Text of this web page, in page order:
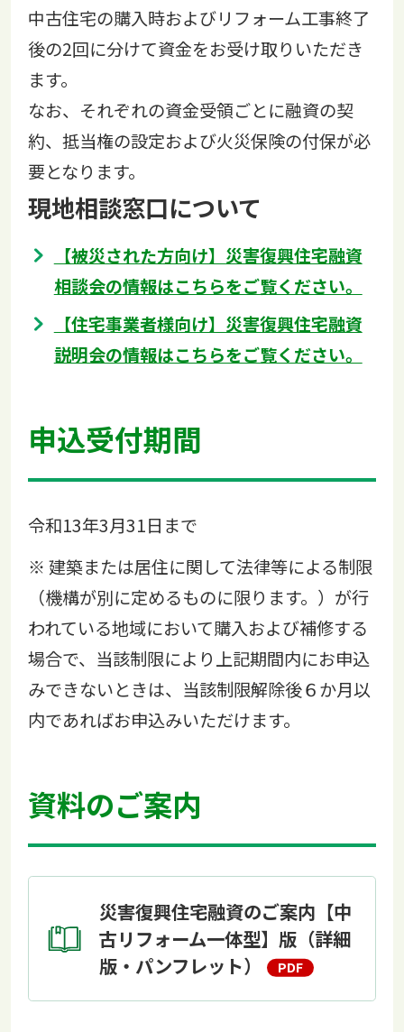
中古住宅の購入時およびリフォーム工事終了
後の2回に分けて資金をお受け取りいただき
ます。
なお、それぞれの資金受領ごとに融資の契
約、抵当権の設定および火災保険の付保が必
要となります。
現地相談窓口について
【被災された方向け】災害復興住宅融資
相談会の情報はこちらをご覧ください。
【住宅事業者様向け】災害復興住宅融資
説明会の情報はこちらをご覧ください。
申込受付期間
令和13年3月31日まで
※ 建築または居住に関して法律等による制限
（機構が別に定めるものに限ります。）が行
われている地域において購入および補修する
場合で、当該制限により上記期間内にお申込
みできないときは、当該制限解除後６か月以
内であればお申込みいただけます。
資料のご案内
災害復興住宅融資のご案内【中
古リフォーム一体型】版（詳細
版・パンフレット）